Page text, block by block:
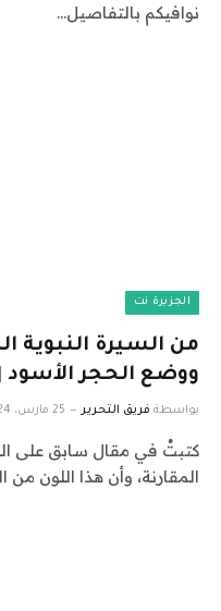
نوافيكم بالتفاصيل…
الجزيرة نت
من السيرة النبوية
ووضع الحجر
بواسطة فريق التحرير 25 مارس، 2024
كتبتُ في مقال سابق على
المقارنة، وأن هذا اللون من